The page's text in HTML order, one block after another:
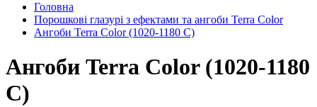
Головна
Порошкові глазурі з ефектами та ангоби Terra Color
Ангоби Terra Color (1020-1180 С)
Ангоби Terra Color (1020-1180
С)